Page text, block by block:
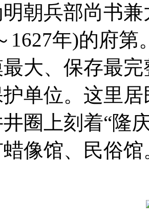
朝兵部尚书
1627年)的府
大、保存最
单位。这里
圈上刻着“隆
像馆、民俗